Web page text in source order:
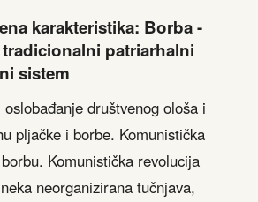
karakteristika: Borba -
patriarhalni
sistem
društvenog ološa i
pljačke i borbe. Komunistička
Komunistička revolucija
neorganizirana tučnjava,